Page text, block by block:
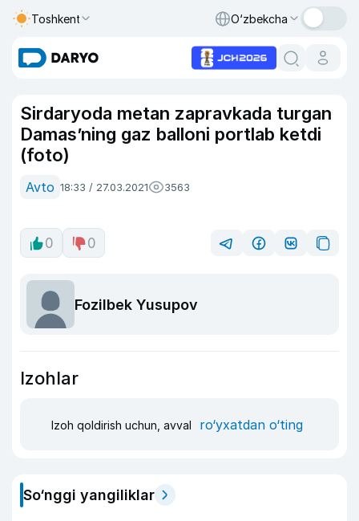
Toshkent O‘zbekcha
Sirdaryoda metan zapravkada turgan
Damas’ning gaz balloni portlab ketdi
(foto)
Avto 18:33 / 27.03.2021 3563
0 0
Fozilbek Yusupov
Izohlar
Izoh qoldirish uchun, avval ro‘yxatdan o‘ting
So‘nggi yangiliklar